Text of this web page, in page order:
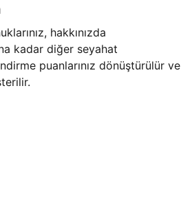
hakkınızda
kadar diğer seyahat
puanlarınız dönüştürülür ve